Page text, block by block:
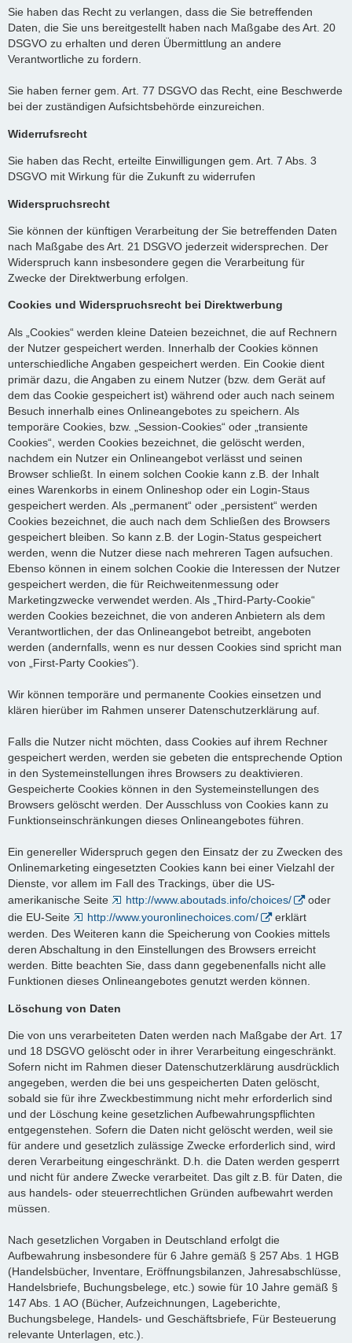
Sie haben das Recht zu verlangen, dass die Sie betreffenden
Daten, die Sie uns bereitgestellt haben nach Maßgabe des Art. 20
DSGVO zu erhalten und deren Übermittlung an andere
Verantwortliche zu fordern.
Sie haben ferner gem. Art. 77 DSGVO das Recht, eine Beschwerde
bei der zuständigen Aufsichtsbehörde einzureichen.
Widerrufsrecht
Sie haben das Recht, erteilte Einwilligungen gem. Art. 7 Abs. 3
DSGVO mit Wirkung für die Zukunft zu widerrufen
Widerspruchsrecht
Sie können der künftigen Verarbeitung der Sie betreffenden Daten
nach Maßgabe des Art. 21 DSGVO jederzeit widersprechen. Der
Widerspruch kann insbesondere gegen die Verarbeitung für
Zwecke der Direktwerbung erfolgen.
Cookies und Widerspruchsrecht bei Direktwerbung
Als „Cookies“ werden kleine Dateien bezeichnet, die auf Rechnern
der Nutzer gespeichert werden. Innerhalb der Cookies können
unterschiedliche Angaben gespeichert werden. Ein Cookie dient
primär dazu, die Angaben zu einem Nutzer (bzw. dem Gerät auf
dem das Cookie gespeichert ist) während oder auch nach seinem
Besuch innerhalb eines Onlineangebotes zu speichern. Als
temporäre Cookies, bzw. „Session-Cookies“ oder „transiente
Cookies“, werden Cookies bezeichnet, die gelöscht werden,
nachdem ein Nutzer ein Onlineangebot verlässt und seinen
Browser schließt. In einem solchen Cookie kann z.B. der Inhalt
eines Warenkorbs in einem Onlineshop oder ein Login-Staus
gespeichert werden. Als „permanent“ oder „persistent“ werden
Cookies bezeichnet, die auch nach dem Schließen des Browsers
gespeichert bleiben. So kann z.B. der Login-Status gespeichert
werden, wenn die Nutzer diese nach mehreren Tagen aufsuchen.
Ebenso können in einem solchen Cookie die Interessen der Nutzer
gespeichert werden, die für Reichweitenmessung oder
Marketingzwecke verwendet werden. Als „Third-Party-Cookie“
werden Cookies bezeichnet, die von anderen Anbietern als dem
Verantwortlichen, der das Onlineangebot betreibt, angeboten
werden (andernfalls, wenn es nur dessen Cookies sind spricht man
von „First-Party Cookies“).
Wir können temporäre und permanente Cookies einsetzen und
klären hierüber im Rahmen unserer Datenschutzerklärung auf.
Falls die Nutzer nicht möchten, dass Cookies auf ihrem Rechner
gespeichert werden, werden sie gebeten die entsprechende Option
in den Systemeinstellungen ihres Browsers zu deaktivieren.
Gespeicherte Cookies können in den Systemeinstellungen des
Browsers gelöscht werden. Der Ausschluss von Cookies kann zu
Funktionseinschränkungen dieses Onlineangebotes führen.
Ein genereller Widerspruch gegen den Einsatz der zu Zwecken des
Onlinemarketing eingesetzten Cookies kann bei einer Vielzahl der
Dienste, vor allem im Fall des Trackings, über die US-
amerikanische Seite
http://www.aboutads.info/choices/
oder
die EU-Seite
http://www.youronlinechoices.com/
erklärt
werden. Des Weiteren kann die Speicherung von Cookies mittels
deren Abschaltung in den Einstellungen des Browsers erreicht
werden. Bitte beachten Sie, dass dann gegebenenfalls nicht alle
Funktionen dieses Onlineangebotes genutzt werden können.
Löschung von Daten
Die von uns verarbeiteten Daten werden nach Maßgabe der Art. 17
und 18 DSGVO gelöscht oder in ihrer Verarbeitung eingeschränkt.
Sofern nicht im Rahmen dieser Datenschutzerklärung ausdrücklich
angegeben, werden die bei uns gespeicherten Daten gelöscht,
sobald sie für ihre Zweckbestimmung nicht mehr erforderlich sind
und der Löschung keine gesetzlichen Aufbewahrungspflichten
entgegenstehen. Sofern die Daten nicht gelöscht werden, weil sie
für andere und gesetzlich zulässige Zwecke erforderlich sind, wird
deren Verarbeitung eingeschränkt. D.h. die Daten werden gesperrt
und nicht für andere Zwecke verarbeitet. Das gilt z.B. für Daten, die
aus handels- oder steuerrechtlichen Gründen aufbewahrt werden
müssen.
Nach gesetzlichen Vorgaben in Deutschland erfolgt die
Aufbewahrung insbesondere für 6 Jahre gemäß § 257 Abs. 1 HGB
(Handelsbücher, Inventare, Eröffnungsbilanzen, Jahresabschlüsse,
Handelsbriefe, Buchungsbelege, etc.) sowie für 10 Jahre gemäß §
147 Abs. 1 AO (Bücher, Aufzeichnungen, Lageberichte,
Buchungsbelege, Handels- und Geschäftsbriefe, Für Besteuerung
relevante Unterlagen, etc.).